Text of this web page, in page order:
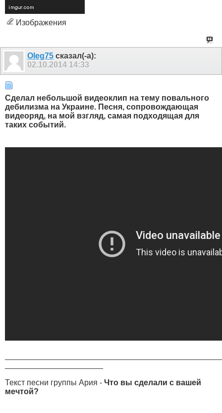
Изображения
Olеg75 сказал(-а):
02.10.2014 14:33
Сделал небольшой видеоклип на тему повального
дебилизма на Украине. Песня, сопровождающая
видеоряд, на мой взгляд, самая подходящая для
таких событий.
Текст песни группы Ария - Что вы сделали с вашей
мечтой?